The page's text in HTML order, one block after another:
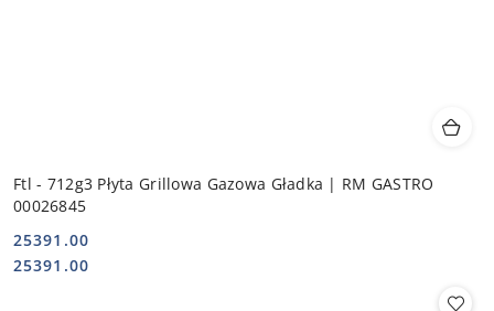
Ftl - 712g3 Płyta Grillowa Gazowa Gładka | RM GASTRO
00026845
Cena:
25391.00
Cena:
25391.00